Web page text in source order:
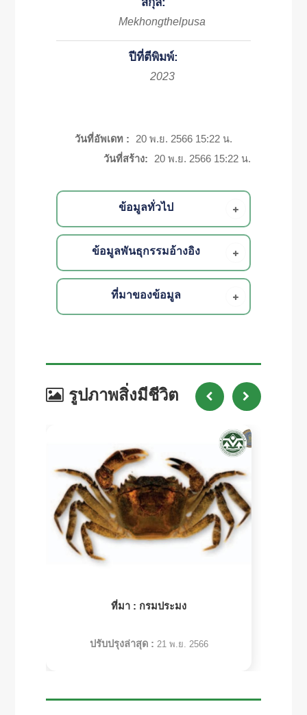
Mekhongthelpusa
ปีที่ตีพิมพ์:
2023
วันที่อัพเดท :
20 พ.ย. 2566 15:22 น.
วันที่สร้าง:
20 พ.ย. 2566 15:22 น.
ข้อมูลทั่วไป
ข้อมูลพันธุกรรมอ้างอิง
ที่มาของข้อมูล
รูปภาพสิ่งมีชีวิต
ที่มา : กรมประมง
ปรับปรุงล่าสุด : 21 พ.ย. 2566